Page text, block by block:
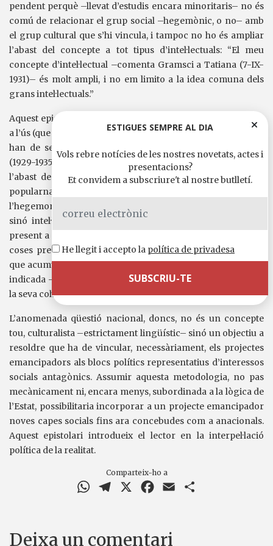
pendent perquè –llevat d’estudis encara minoritaris– no és
comú de relacionar el grup social –hegemònic, o no– amb
el grup cultural que s’hi vincula, i tampoc no ho és ampliar
l’abast del concepte a tot tipus d’intel·lectuals: “El meu
concepte d’intel·lectual –comenta Gramsci a Tatiana (7-IX-
1931)– és molt ampli, i no em limito a la idea comuna dels
grans intel·lectuals.”
Aquest epistolari, doncs, no és un intercanvi d’estats d’ànim
a l’ús (que hi és). Gramsci sol·licita llibres a Tatiana, els quals li
han de servir per a la redacció dels
(1929-1935). La corrua d’autors que hi és esmentada explica
l’abast de les hipòtesis plantejades pel pres sard: cultura
popularnacional, gustos de lectura, el pas de la dictadura a
l’hegemonia. Els objectius proposats, doncs, no eren erudits,
sinó intel·lectuals en llur sentit exacte: connectar passat i
present a fi de trobar un sentit revolucionari vers l’estat de
coses present d’acord amb la correlació de forces socials
que acumulen una tradició de legitimació. Aquesta fita resta
indicada –el cas de Milà– en la relació entre el teixit social i
la seva cohesió cultural-nacional.
L’anomenada qüestió nacional, doncs, no és un concepte
tou, culturalista –estrictament lingüístic– sinó un objectiu a
resoldre que ha de vincular, necessàriament, els projectes
emancipadors als blocs polítics representatius d’interessos
socials antagònics. Assumir aquesta metodologia, no pas
mecànicament ni, encara menys, subordinada a la lògica de
l’Estat, possibilitaria incorporar a un projecte emancipador
noves capes socials fins ara concebudes com a anacionals.
Aquest epistolari introdueix el lector en la interpel·lació
política de la realitat.
Comparteix-ho a
WhatsAppTelegram Facebook
Email
Deixa un comentari
ESTIGUES SEMPRE AL DIA
Vols rebre notícies de les nostres novetats, actes i
presentacions?
Et convidem a subscriure't al nostre butlletí.
He llegit i accepto la política de privadesa